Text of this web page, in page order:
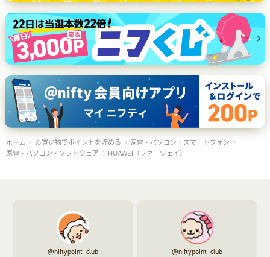
ホーム お買い物でポイントを貯める
家電・パソコン・スマートフォン
家電・パソコン・ソフトウェア
HUAWEI（ファーウェイ）
@niftypoint_club @niftypoint_club